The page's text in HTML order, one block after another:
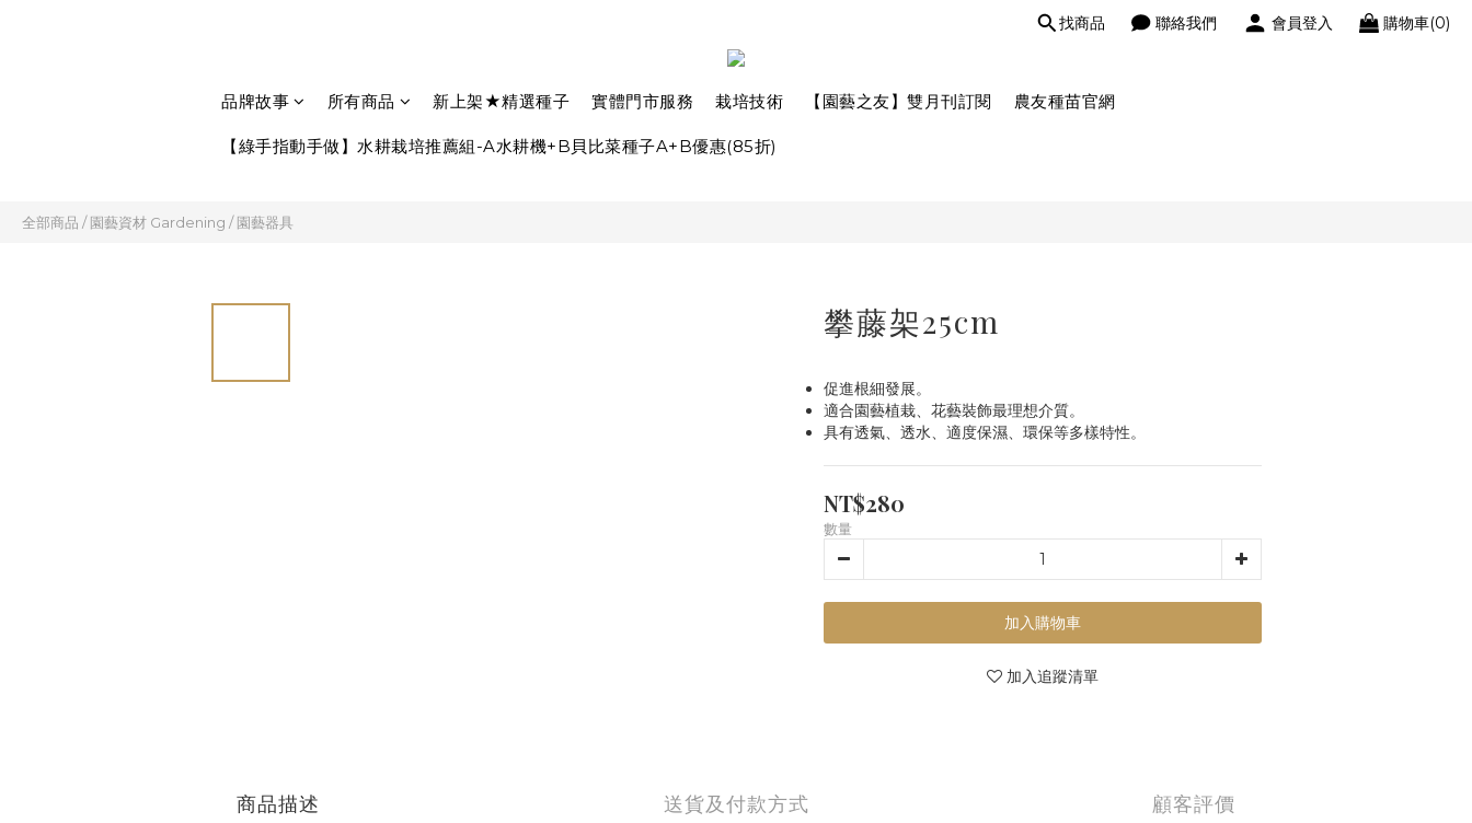
找商品 聯絡我們 會員登入 購物車(0)
品牌故事 所有商品 新上架★精選種子 實體門市服務 栽培技術 【園藝之友】雙月刊訂閱 農友種苗官網
【綠手指動手做】水耕栽培推薦組-A水耕機+B貝比菜種子A+B優惠(85折)
全部商品 /園藝資材 Gardening /園藝器具
攀藤架25cm
促進根細發展。
適合園藝植栽、花藝裝飾最理想介質。
具有透氣、透水、適度保濕、環保等多樣特性。
NT$280
數量
加入購物車
加入追蹤清單
商品描述 送貨及付款方式 顧客評價